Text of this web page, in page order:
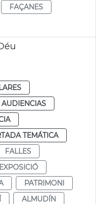
FAÇANES
TEMÁTICA
FALLES
EXPOSICIÓ
PATRIMONI
ALMUDÍN